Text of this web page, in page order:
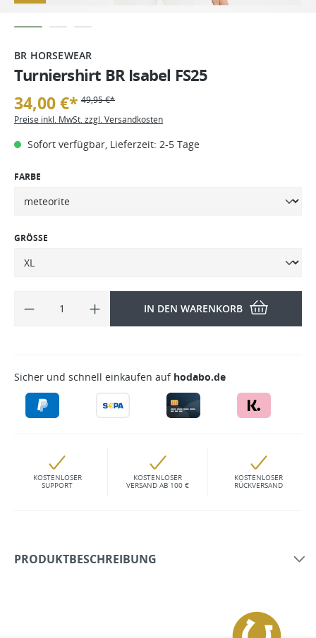
BR HORSEWEAR
Turniershirt BR Isabel FS25
34,00 €* 49,95 €*
Preise inkl. MwSt. zzgl. Versandkosten
Sofort verfügbar, Lieferzeit: 2-5 Tage
FARBE
GRÖSSE
IN DEN WARENKORB
Sicher und schnell einkaufen auf hodabo.de
KOSTENLOSER
SUPPORT
KOSTENLOSER
VERSAND AB 100 €
KOSTENLOSER
RÜCKVERSAND
PRODUKTBESCHREIBUNG